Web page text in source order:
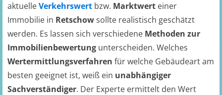
aktuelleVerkehrswert bzw. Marktwert einer
Immobilie in Retschowsollte realistisch geschätzt
werden. Es lassen sich verschiedene Methoden zur
Immobilienbewertung unterscheiden. Welches
Wertermittlungsverfahren für welche Gebäudeart am
besten geeignet ist, weiß ein unabhängiger
Sachverständiger. Der Experte ermittelt den Wert